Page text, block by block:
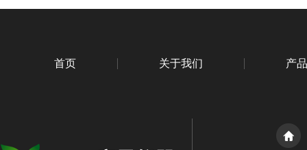
首页 关于我们 产